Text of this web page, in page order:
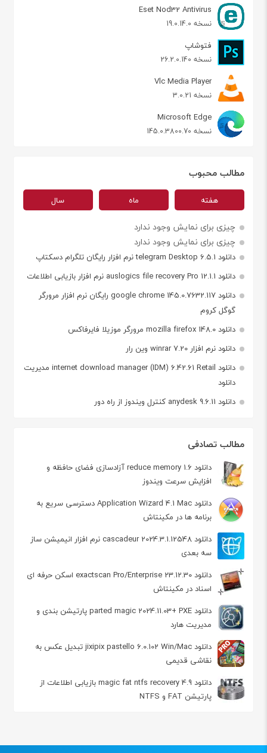
Eset Nod32 Antivirus
نسخه 19.0.14.0
فتوشاپ
نسخه 26.2.0.140
Vlc Media Player
نسخه 3.0.21
Microsoft Edge
نسخه 145.0.3800.70
مطالب محبوب
هفته ماه سال
چیزی برای نمایش وجود ندارد
چیزی برای نمایش وجود ندارد
دانلود telegram Desktop 6.5.1 نرم افزار رایگان تلگرام دسکتاپ
دانلود auslogics file recovery Pro 12.1.1 نرم افزار بازیابی اطلاعات
دانلود google chrome 145.0.7632.117 رایگان نرم افزار مرورگر
گوگل کروم
دانلود mozilla firefox 148.0 مرورگر موزیلا فایرفاکس
دانلود نرم افزار winrar 7.20 وین رار
دانلود internet download manager (IDM) 6.42.61 Retail مدیریت
دانلود
دانلود anydesk 9.6.11 کنترل ویندوز از راه دور
مطالب تصادفی
دانلود reduce memory 1.6 آزادسازی فضای حافظه و
افزایش سرعت ویندوز
دانلود Application Wizard 4.1 Mac دسترسی سریع به
برنامه ها در مکینتاش
دانلود cascadeur 2024.3.1.12548 نرم افزار انیمیشن ساز
سه بعدی
دانلود exactscan Pro/Enterprise 23.12.30 اسکن حرفه ای
اسناد در مکینتاش
دانلود parted magic 2024.11.03+ PXE پارتیشن‌ بندی و
مدیریت هارد
دانلود jixipix pastello 6.0.102 Win/Mac تبدیل عکس به
نقاشی قدیمی
دانلود magic fat ntfs recovery 4.9 بازیابی اطلاعات از
پارتیشن FAT و NTFS